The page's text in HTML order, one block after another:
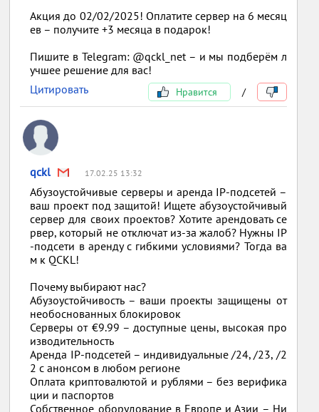
Акция до 02/02/2025! Оплатите сервер на 6 месяц
ев – получите +3 месяца в подарок!
Пишите в Telegram: @qckl_net – и мы подберём л
учшее решение для вас!
Цитировать
Нравится /
qckl 17.02.25 13:32
Абузоустойчивые серверы и аренда IP-подсетей –
ваш проект под защитой! Ищете абузоустойчивый
сервер для своих проектов? Хотите арендовать се
рвер, который не отключат из-за жалоб? Нужны IP
-подсети в аренду с гибкими условиями? Тогда ва
м к QCKL!
Почему выбирают нас?
Абузоустойчивость – ваши проекты защищены от
необоснованных блокировок
Серверы от €9.99 – доступные цены, высокая про
изводительность
Аренда IP-подсетей – индивидуальные /24, /23, /2
2 с анонсом в любом регионе
Оплата криптовалютой и рублями – без верифика
ции и паспортов
Собственное оборудование в Европе и Азии – Ни